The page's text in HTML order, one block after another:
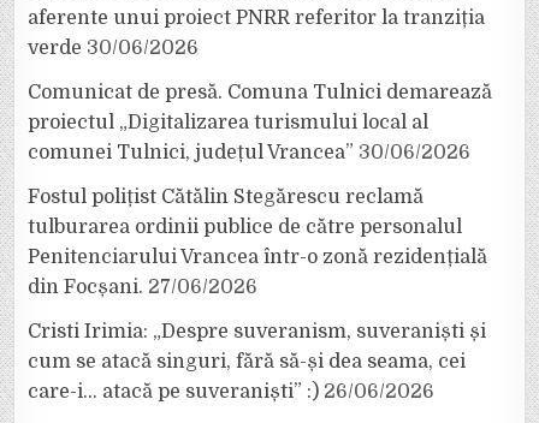
aferente unui proiect PNRR referitor la tranziția
verde 30/06/2026
Comunicat de presă. Comuna Tulnici demarează
proiectul „Digitalizarea turismului local al
comunei Tulnici, județul Vrancea” 30/06/2026
Fostul polițist Cătălin Stegărescu reclamă
tulburarea ordinii publice de către personalul
Penitenciarului Vrancea într-o zonă rezidențială
din Focșani. 27/06/2026
Cristi Irimia: „Despre suveranism, suveraniști și
cum se atacă singuri, fără să-și dea seama, cei
care-i… atacă pe suveraniști” :) 26/06/2026